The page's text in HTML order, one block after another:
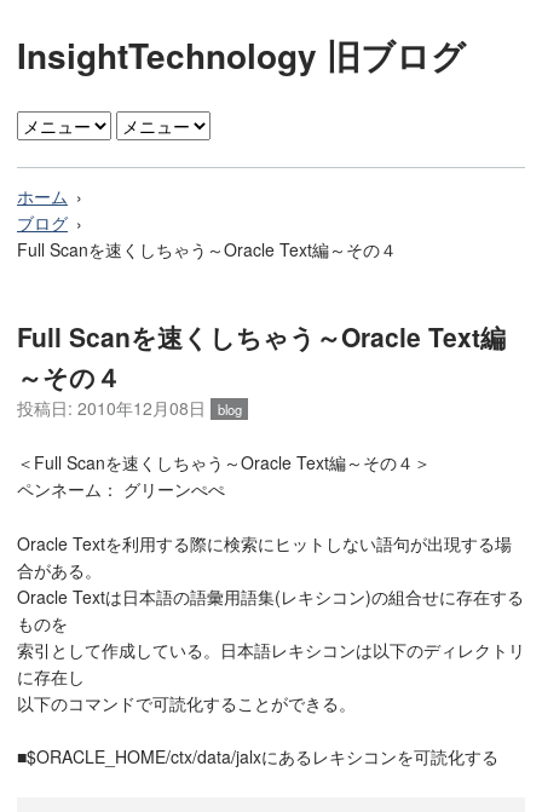
InsightTechnology 旧ブログ
ホーム
ブログ
Full Scanを速くしちゃう～Oracle Text編～その４
Full Scanを速くしちゃう～Oracle Text編
～その４
投稿日: 2010年12月08日 blog
＜Full Scanを速くしちゃう～Oracle Text編～その４＞
ペンネーム： グリーンぺぺ
Oracle Textを利用する際に検索にヒットしない語句が出現する場
合がある。
Oracle Textは日本語の語彙用語集(レキシコン)の組合せに存在する
ものを
索引として作成している。日本語レキシコンは以下のディレクトリ
に存在し
以下のコマンドで可読化することができる。
■$ORACLE_HOME/ctx/data/jalxにあるレキシコンを可読化する